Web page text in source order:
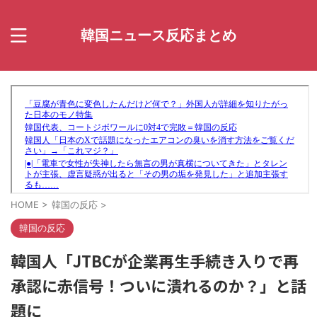
韓国ニュース反応まとめ
HOME > 韓国の反応 >
韓国の反応
韓国人「JTBCが企業再生手続き入りで再
承認に赤信号！ついに潰れるのか？」と話
題に